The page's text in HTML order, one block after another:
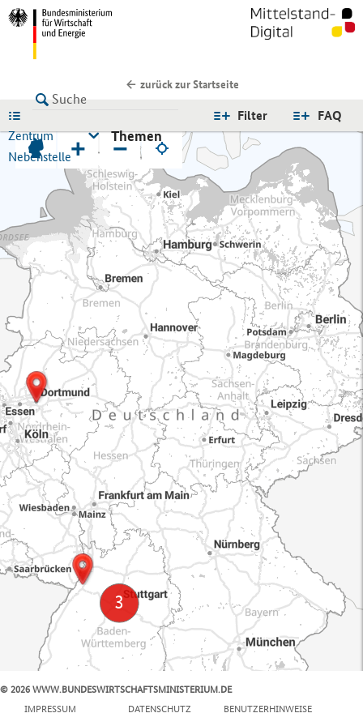
zurück zur Startseite
FAQ
Filter
Zentrum
Nebenstelle
Themen
+ −
© 2026 WWW.BUNDESWIRTSCHAFTSMINISTERIUM.DE
IMPRESSUM
DATENSCHUTZ BENUTZERHINWEISE